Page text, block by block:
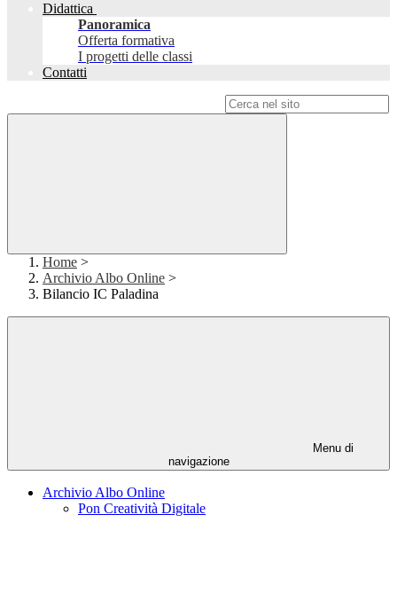
Didattica
Panoramica
Offerta formativa
I progetti delle classi
Contatti
Home >
Archivio Albo Online >
Bilancio IC Paladina
Menu di
navigazione
Archivio Albo Online
Pon Creatività Digitale